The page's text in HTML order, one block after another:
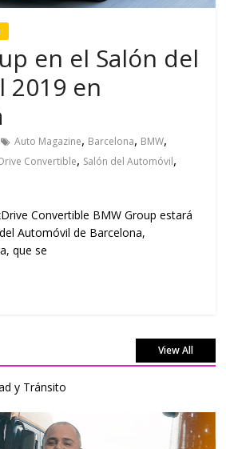
en el Salón del
2019 en
Auto Magazine, Barcelona, BMW,
Convertible, Salón del Automóvil,
Convertible BMW Group estará
Automóvil de Barcelona,
que se
View All
y Tránsito